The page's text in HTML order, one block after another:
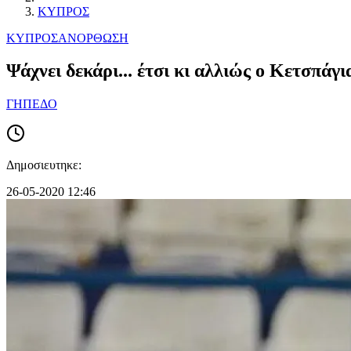
ΚΥΠΡΟΣ
ΚΥΠΡΟΣΑΝΟΡΘΩΣΗ
Ψάχνει δεκάρι... έτσι κι αλλιώς ο
ΓΗΠΕΔΟ
Δημοσιευτηκε:
26-05-2020 12:46